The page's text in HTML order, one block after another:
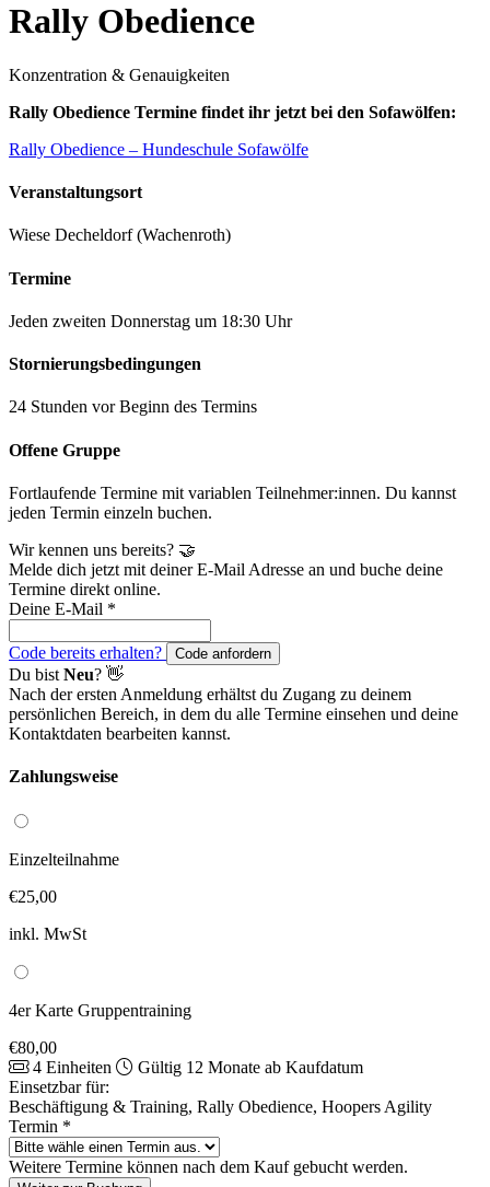
Rally Obedience
Konzentration & Genauigkeiten
Rally Obedience Termine findet ihr jetzt bei den Sofawölfen:
Rally Obedience – Hundeschule Sofawölfe
Veranstaltungsort
Wiese Decheldorf (Wachenroth)
Termine
Jeden zweiten Donnerstag um 18:30 Uhr
Stornierungsbedingungen
24 Stunden vor Beginn des Termins
Offene Gruppe
Fortlaufende Termine mit variablen Teilnehmer:innen. Du kannst
jeden Termin einzeln buchen.
Wir kennen uns bereits? 🤝
Melde dich jetzt mit deiner E-Mail Adresse an und buche deine
Termine direkt online.
Deine E-Mail *
Code bereits erhalten? Code anfordern
Du bist Neu? 👋
Nach der ersten Anmeldung erhältst du Zugang zu deinem
persönlichen Bereich, in dem du alle Termine einsehen und deine
Kontaktdaten bearbeiten kannst.
Zahlungsweise
Einzelteilnahme
€25,00
inkl. MwSt
4er Karte Gruppentraining
€80,00
4 Einheiten
Gültig 12 Monate ab Kaufdatum
Einsetzbar für:
Beschäftigung & Training, Rally Obedience, Hoopers Agility
Termin *
Weitere Termine können nach dem Kauf gebucht werden.